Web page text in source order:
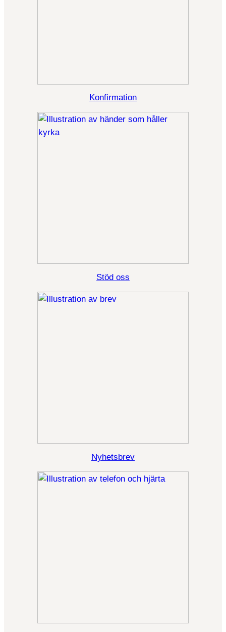
Konfirmation
Stöd oss
Nyhetsbrev